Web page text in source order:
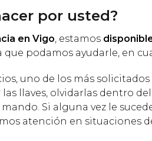
por usted?
en Vigo, estamos
podamos ayudarle, en
uno de los más
llaves, olvidarlas dentro
Si alguna vez le
atención en situaciones